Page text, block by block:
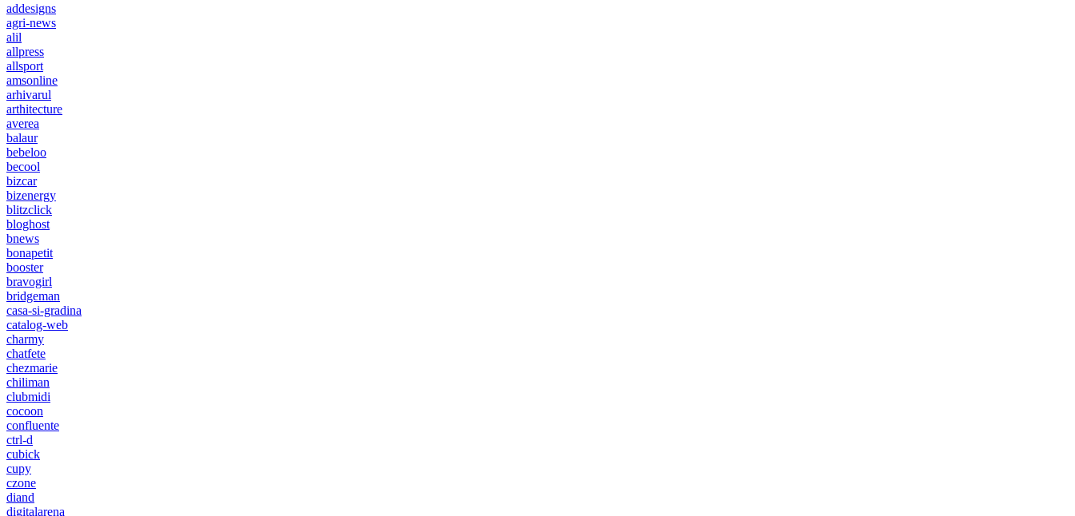
addesigns
agri-news
alil
allpress
allsport
amsonline
arhivarul
arthitecture
averea
balaur
bebeloo
becool
bizcar
bizenergy
blitzclick
bloghost
bnews
bonapetit
booster
bravogirl
bridgeman
casa-si-gradina
catalog-web
charmy
chatfete
chezmarie
chiliman
clubmidi
cocoon
confluente
ctrl-d
cubick
cupy
czone
diand
digitalarena